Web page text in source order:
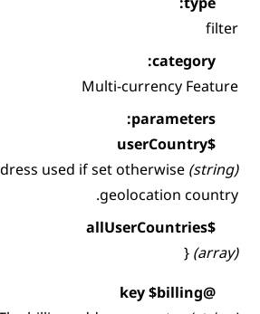
Multi-currency
Billing address used if set otherwise
geolocation